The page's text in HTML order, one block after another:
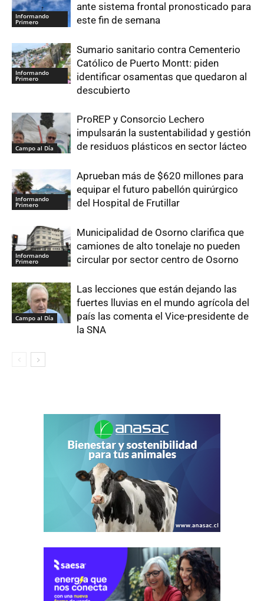
Informando
Primero
ante sistema frontal pronosticado para
este fin de semana
Informando
Primero
Sumario sanitario contra Cementerio
Católico de Puerto Montt: piden
identificar osamentas que quedaron al
descubierto
Campo al Día
ProREP y Consorcio Lechero
impulsarán la sustentabilidad y gestión
de residuos plásticos en sector lácteo
Informando
Primero
Aprueban más de $620 millones para
equipar el futuro pabellón quirúrgico
del Hospital de Frutillar
Informando
Primero
Municipalidad de Osorno clarifica que
camiones de alto tonelaje no pueden
circular por sector centro de Osorno
Campo al Día
Las lecciones que están dejando las
fuertes lluvias en el mundo agrícola del
país las comenta el Vice-presidente de
la SNA